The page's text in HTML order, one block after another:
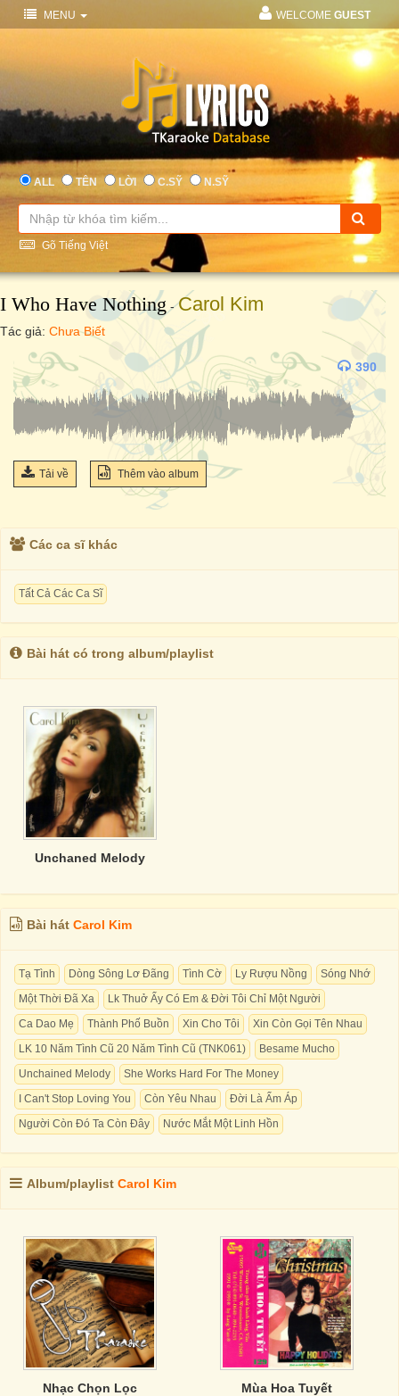
MENU WELCOME GUEST
ALL TÊN LỜI C.SỸ N.SỸ
Gõ Tiếng Việt
I Who Have Nothing -Carol Kim
Tác giả: Chưa Biết
390
Tải về Thêm vào album
Các ca sĩ khác
Tất Cả Các Ca Sĩ
Bài hát có trong album/playlist
Unchaned Melody
Bài hát Carol Kim
Tạ Tình Dòng Sông Lơ Đãng Tình Cờ Ly Rượu Nồng
Sóng Nhớ
Một Thời Đã Xa
Lk Thuở Ấy Có Em & Đời Tôi Chỉ Một Người
Ca Dao Mẹ
Thành Phố Buồn Xin Cho Tôi
Xin Còn Gọi Tên Nhau
LK 10 Năm Tình Cũ 20 Năm Tình Cũ (TNK061)
Besame Mucho
Unchained Melody
She Works Hard For The Money
I Can't Stop Loving You
Còn Yêu Nhau
Đời Là Ấm Áp
Người Còn Đó Ta Còn Đây
Nước Mắt Một Linh Hồn
Album/playlist Carol Kim
Nhạc Chọn Lọc Mùa Hoa Tuyết